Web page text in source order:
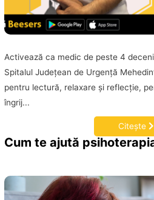
Activează ca medic de peste 4
Spitalul Judeţean de Urgenţă
pentru lectură, relaxare şi reflecţie,
îngrij...
Citește
Cum te ajută